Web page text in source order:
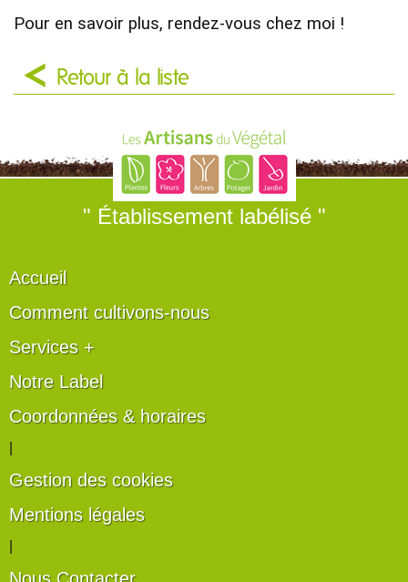
Pour en savoir plus, rendez-vous chez moi !
Retour à la liste
" Établissement labélisé "
Accueil
Comment cultivons-nous
Services +
Notre Label
Coordonnées & horaires
Gestion des cookies
Mentions légales